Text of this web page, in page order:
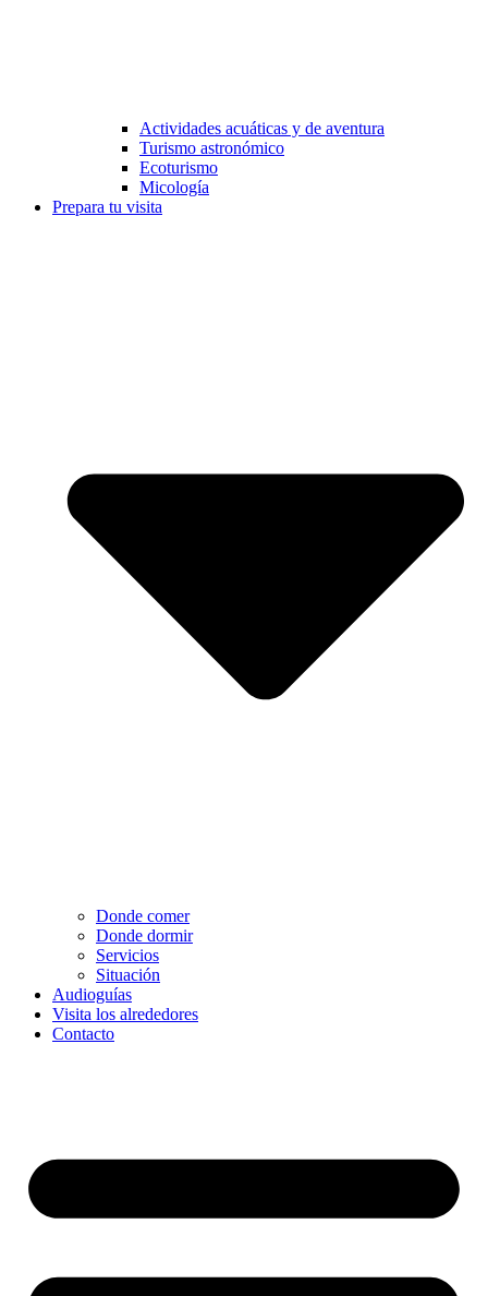
Actividades acuáticas y de aventura
Turismo astronómico
Ecoturismo
Micología
Prepara tu visita
Donde comer
Donde dormir
Servicios
Situación
Audioguías
Visita los alrededores
Contacto